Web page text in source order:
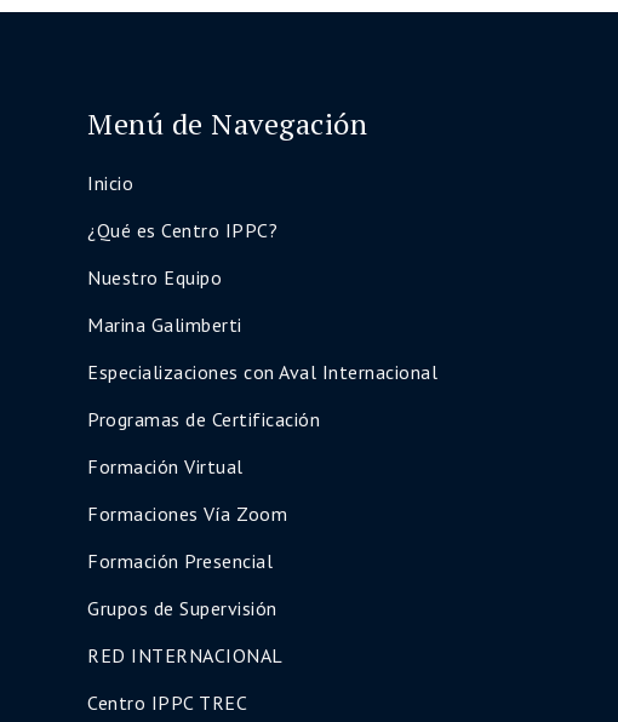
Menú de Navegación
Inicio
¿Qué es Centro IPPC?
Nuestro Equipo
Marina Galimberti
Especializaciones con Aval Internacional
Programas de Certificación
Formación Virtual
Formaciones Vía Zoom
Formación Presencial
Grupos de Supervisión
RED INTERNACIONAL
Centro IPPC TREC